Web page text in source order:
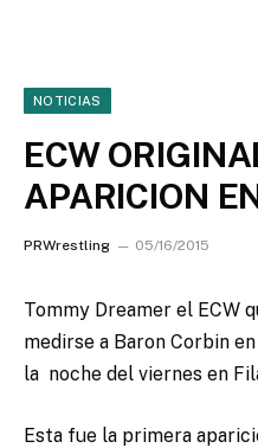
NOTICIAS
ECW
APARICION
PRWrestling 05/16/2015
Tommy Dreamer el ECW
medirse a Baron Corbin
la noche del viernes en
Esta fue la primera